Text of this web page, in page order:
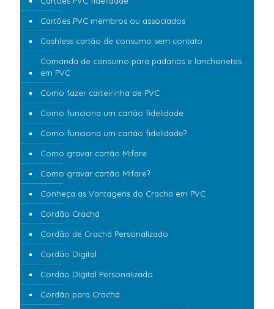
Cartões PVC membros ou associados
Cashless cartão de consumo sem contato
Comanda de consumo para padarias e lanchonetes
em PVC
Como fazer carteirinha de PVC
Como funciona um cartão fidelidade
Como funciona um cartão fidelidade?
Como gravar cartão Mifare
Como gravar cartão Mifare?
Conheça as Vantagens do Crachá em PVC
Cordão Crachá
Cordão de Crachá Personalizado
Cordão Digital
Cordão Digital Personalizado
Cordão para Crachá